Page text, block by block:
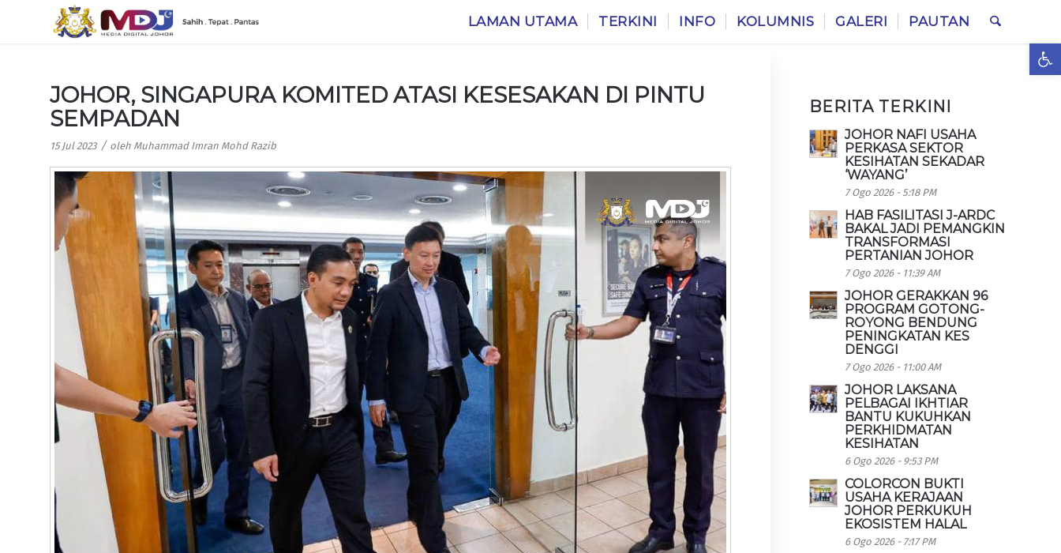
LAMAN UTAMA TERKINI INFO KOLUMNIS GALERI PAUTAN
JOHOR, SINGAPURA KOMITED ATASI KESESAKAN DI PINTU
SEMPADAN
15 Jul 2023 / oleh Muhammad Imran Mohd Razib
BERITA TERKINI
JOHOR NAFI USAHA
PERKASA SEKTOR
KESIHATAN SEKADAR
‘WAYANG’
7 Ogo 2026 - 5:18 PM
HAB FASILITASI J-ARDC
BAKAL JADI PEMANGKIN
TRANSFORMASI
PERTANIAN JOHOR
7 Ogo 2026 - 11:39 AM
JOHOR GERAKKAN 96
PROGRAM GOTONG-
ROYONG BENDUNG
PENINGKATAN KES
DENGGI
7 Ogo 2026 - 11:00 AM
JOHOR LAKSANA
PELBAGAI IKHTIAR
BANTU KUKUHKAN
PERKHIDMATAN
KESIHATAN
6 Ogo 2026 - 9:53 PM
COLORCON BUKTI
USAHA KERAJAAN
JOHOR PERKUKUH
EKOSISTEM HALAL
6 Ogo 2026 - 7:17 PM